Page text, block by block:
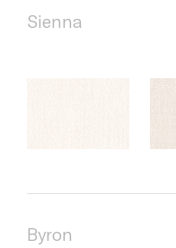
Sienna
Byron